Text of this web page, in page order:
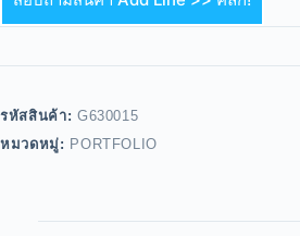
รหัสสินค้า: G630015
หมวดหมู่: PORTFOLIO